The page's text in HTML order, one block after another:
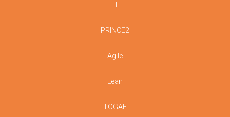
ITIL
PRINCE2
Agile
Lean
TOGAF